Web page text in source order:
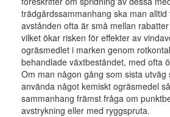
trädgårdssammanhang ska man alltid
avstånden ofta är små mellan
vilket ökar risken för effekter av
ogräsmedlet i marken genom
behandlade växtbeståndet, med ofta
Om man någon gång som sista
använda något kemiskt ogräsmedel
sammanhang främst fråga om
avstrykning eller med ryggspruta.